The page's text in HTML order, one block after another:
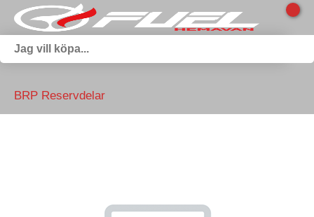
BRP Reservdelar